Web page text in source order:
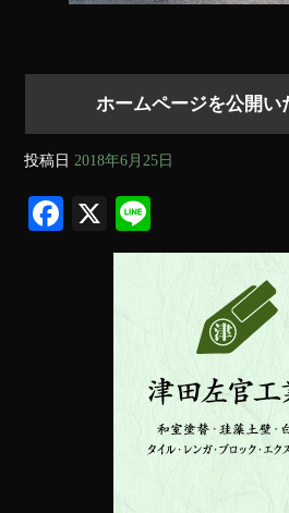
ホームページを公開い
投稿日 2018年6月25日
Fa X
ne